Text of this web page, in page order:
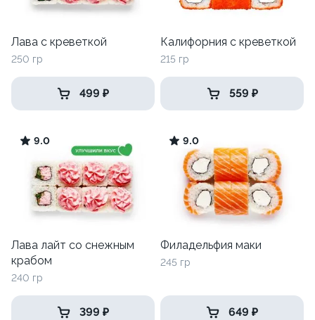
Лава с креветкой
250 гр
499 ₽
Калифорния с креветкой
215 гр
559 ₽
9.0
Лава лайт со снежным
крабом
240 гр
399 ₽
9.0
Филадельфия маки
245 гр
649 ₽